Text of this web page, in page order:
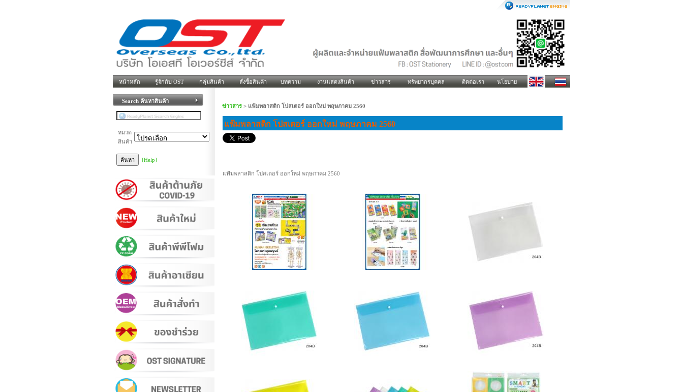
หน้าหลัก รู้จักกับ OST กลุ่มสินค้า สั่งซื้อสินค้า บทความ งานแสดงสินค้า ข่าวสาร ทรัพยากรบุคคล ติดต่อเรา นโยบาย
Search ค้นหาสินค้า
หมวด
สินค้า
[Help]
ข่าวสาร > แฟ้มพลาสติก โปสเตอร์ ออกใหม่ พฤษภาคม 2560
แฟ้มพลาสติก โปสเตอร์ ออกใหม่ พฤษภาคม 2560
แฟ้มพลาสติก โปสเตอร์ ออกใหม่ พฤษภาคม 2560